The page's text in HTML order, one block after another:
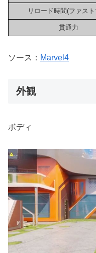
リロード時間(ファス
貫通力
ソース： Marvel4
外観
ボディ